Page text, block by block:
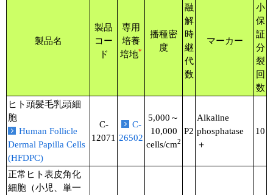
製品名
製品
コー
ド
専用
培養
培地*
播種密
度
融
解
時
継
代
数
マーカー
小
保
証
分
裂
回
数
ヒト頭髪毛乳頭細
胞
Human Follicle
Dermal Papilla Cells
(HFDPC)
C-
12071
C-
26502
5,000～
10,000
cells/cm2
P2
Alkaline
phosphatase
＋
10
正常ヒト表皮角化
細胞（小児、単一